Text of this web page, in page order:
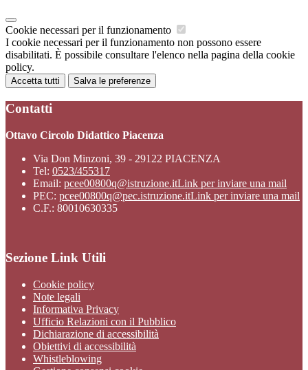
Cookie necessari per il funzionamento
I cookie necessari per il funzionamento non possono essere
disabilitati. È possibile consultare l'elenco nella pagina della cookie
policy.
Accetta tutti Salva le preferenze
Contatti
Ottavo Circolo Didattico Piacenza
Via Don Minzoni, 39 - 29122 PIACENZA
Tel: 0523/455317
Email: pcee00800q@istruzione.itLink per inviare una mail
PEC: pcee00800q@pec.istruzione.itLink per inviare una mail
C.F.: 80010630335
Sezione Link Utili
Cookie policy
Note legali
Informativa Privacy
Ufficio Relazioni con il Pubblico
Dichiarazione di accessibilità
Obiettivi di accessibilità
Whistleblowing